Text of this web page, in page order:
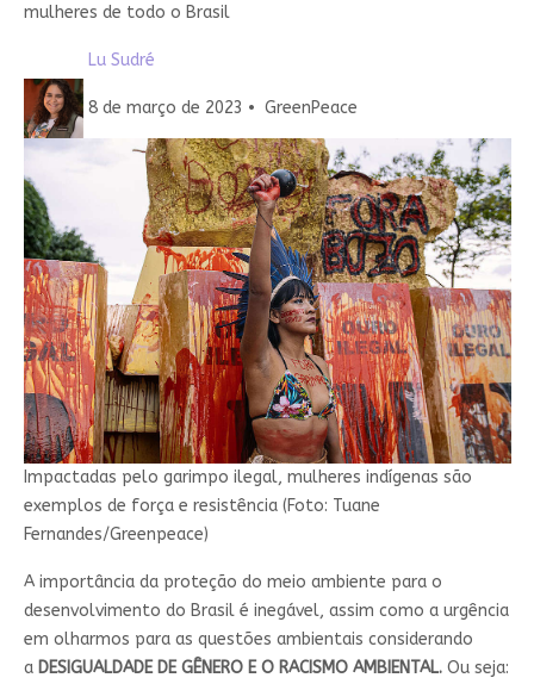
mulheres de todo o Brasil
Lu Sudré
8 de março de 2023 • GreenPeaceCompartilhado em
Compartilhe por Email
Impactadas pelo garimpo ilegal, mulheres indígenas são
exemplos de força e resistência (Foto: Tuane
Fernandes/Greenpeace)
A importância da proteção do meio ambiente para o
desenvolvimento do Brasil é inegável, assim como a urgência
em olharmos para as questões ambientais considerando
aDESIGUALDADE DE GÊNERO E O RACISMO AMBIENTAL. Ou seja: